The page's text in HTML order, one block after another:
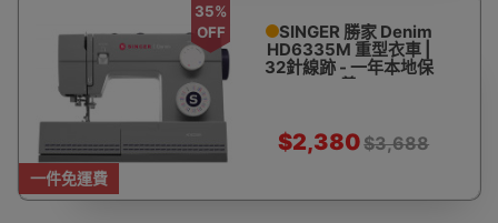
一件免運費
35%
OFF
SINGER 勝家 Denim
HD6335M 重型衣車 |
32針線跡 - 一年本地保
養
$2,380$3,688